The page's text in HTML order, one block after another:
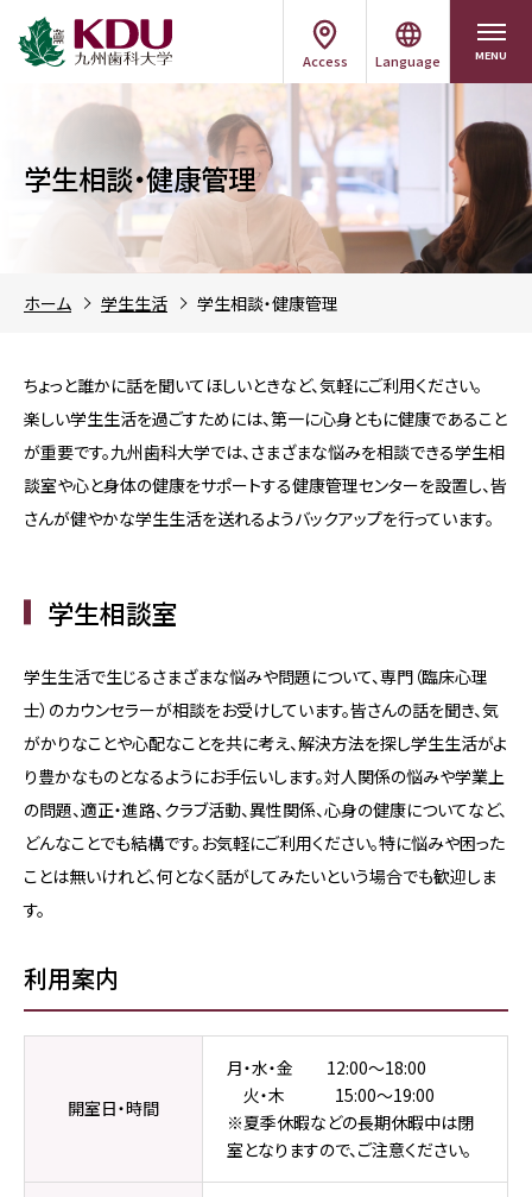
Access Language MENU
学生相談・健康管理
ホーム 学生生活 学生相談・健康管理
ちょっと誰かに話を聞いてほしいときなど、気軽にご利用ください。
楽しい学生生活を過ごすためには、第一に心身ともに健康であること
が重要です。九州歯科大学では、さまざまな悩みを相談できる学生相
談室や心と身体の健康をサポートする健康管理センターを設置し、皆
さんが健やかな学生生活を送れるようバックアップを行っています。
学生相談室
学生生活で生じるさまざまな悩みや問題について、専門（臨床心理
士）のカウンセラーが相談をお受けしています。皆さんの話を聞き、気
がかりなことや心配なことを共に考え、解決方法を探し学生生活がよ
り豊かなものとなるようにお手伝いします。対人関係の悩みや学業上
の問題、適正・進路、クラブ活動、異性関係、心身の健康についてなど、
どんなことでも結構です。お気軽にご利用ください。特に悩みや困った
ことは無いけれど、何となく話がしてみたいという場合でも歓迎しま
す。
利用案内
開室日・時間
月・水・金 12:00～18:00
火・木 15:00～19:00
※夏季休暇などの長期休暇中は閉
室となりますので、ご注意ください。